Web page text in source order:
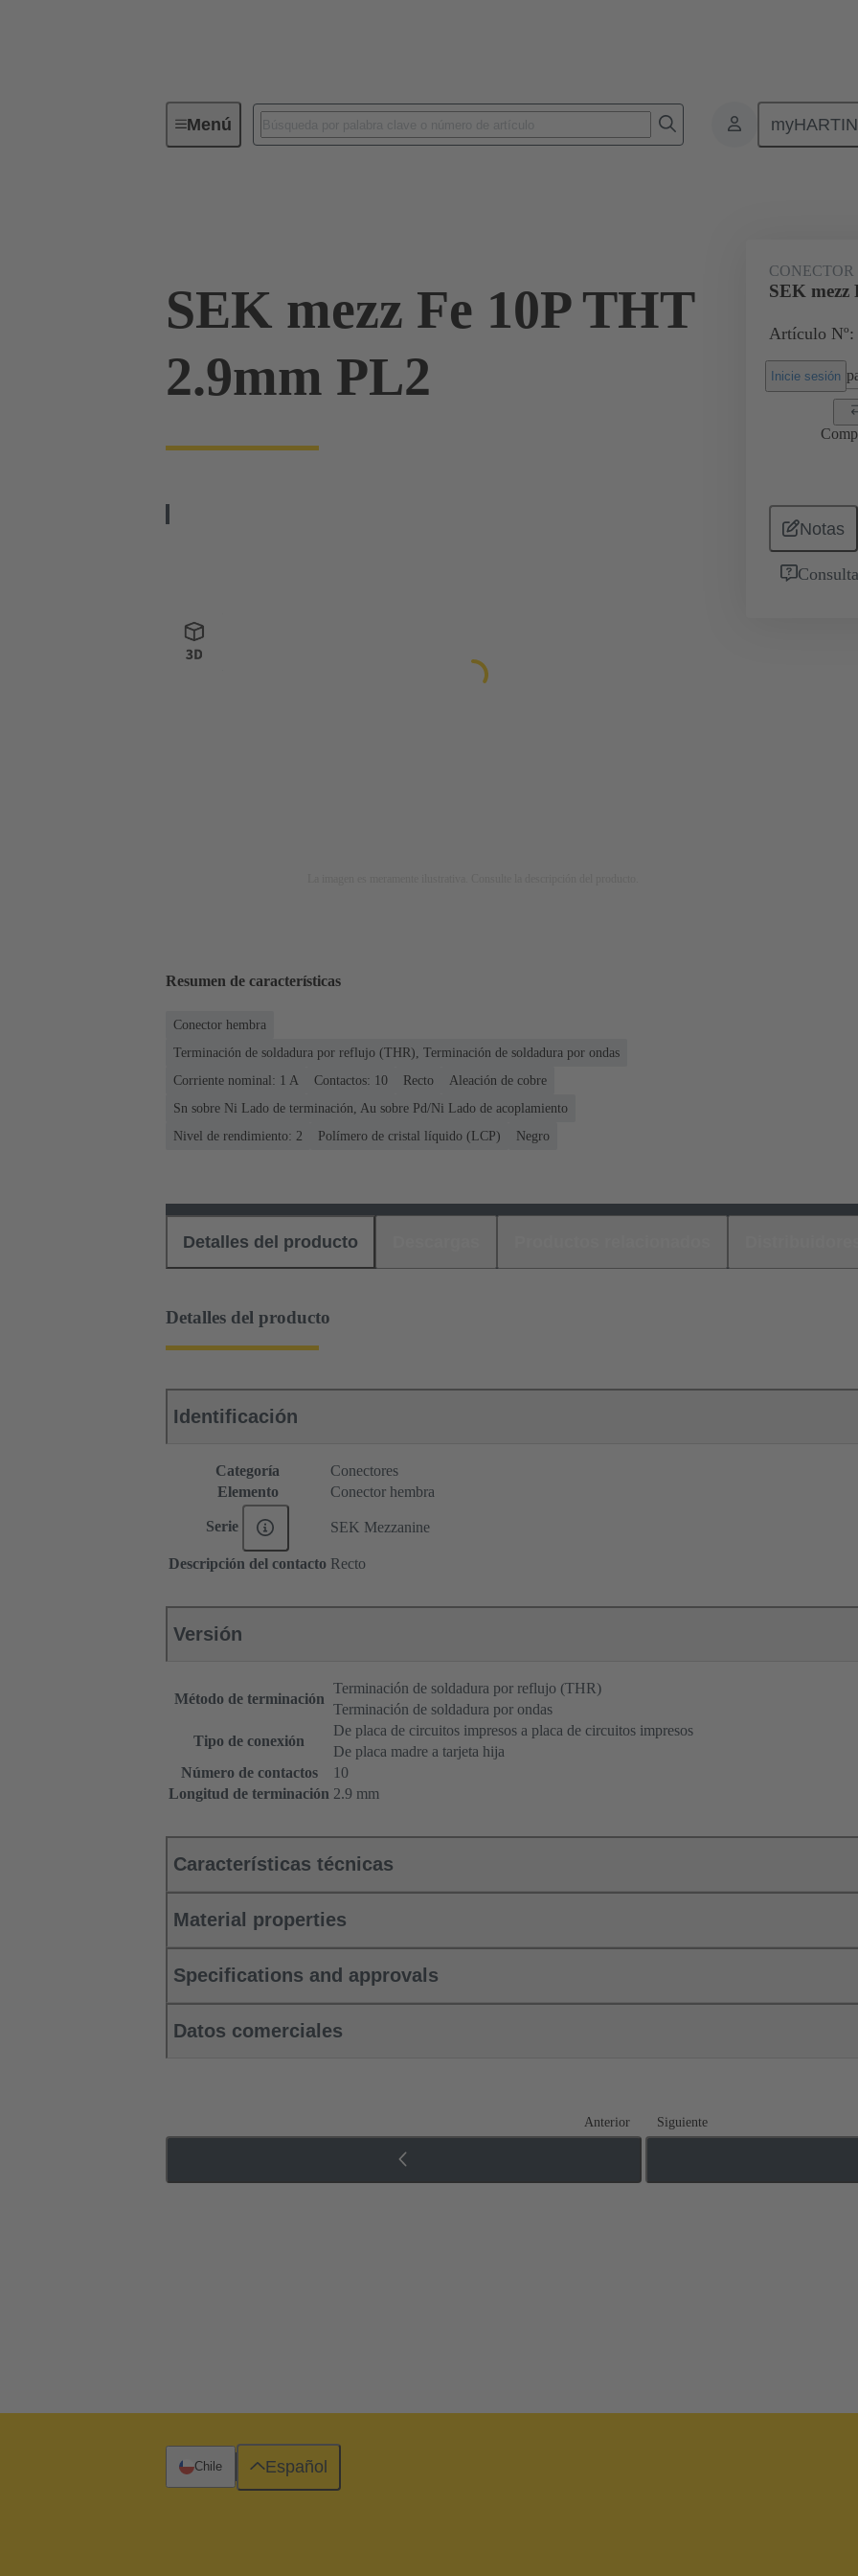
MenúConectividad de dispositivos Conectores de placa a placa de
SEK mezz Fe 10P THT
2.9mm PL2
SEK mezz
Artículo Nº:
Inicie sesión
Notas
Resumen de características
Conector hembra
Terminación de soldadura por reflujo (THR), Terminación de soldadura por ondas
Corriente nominal: ‌1 A
Contactos: 10 Recto
Aleación de cobre
Sn sobre Ni Lado de terminación, Au sobre Pd/Ni Lado de acoplamiento
Nivel de rendimiento: 2
Polímero de cristal líquido (LCP) Negro
Detalles del producto
Detalles del producto
Identificación
Categoría
Conectores
Elemento
Conector hembra
Serie SEK Mezzanine
Descripción del contacto Recto
Versión
Método de terminación
Terminación de soldadura por reflujo (THR)
Terminación de soldadura por ondas
Tipo de conexión
De placa de circuitos impresos a placa de circuitos impresos
De placa madre a tarjeta hija
Número de contactos
10
Longitud de terminación 2.9 mm
Características técnicas
Material properties
Specifications and approvals
Datos comerciales
Anterior Siguiente
Chile Español